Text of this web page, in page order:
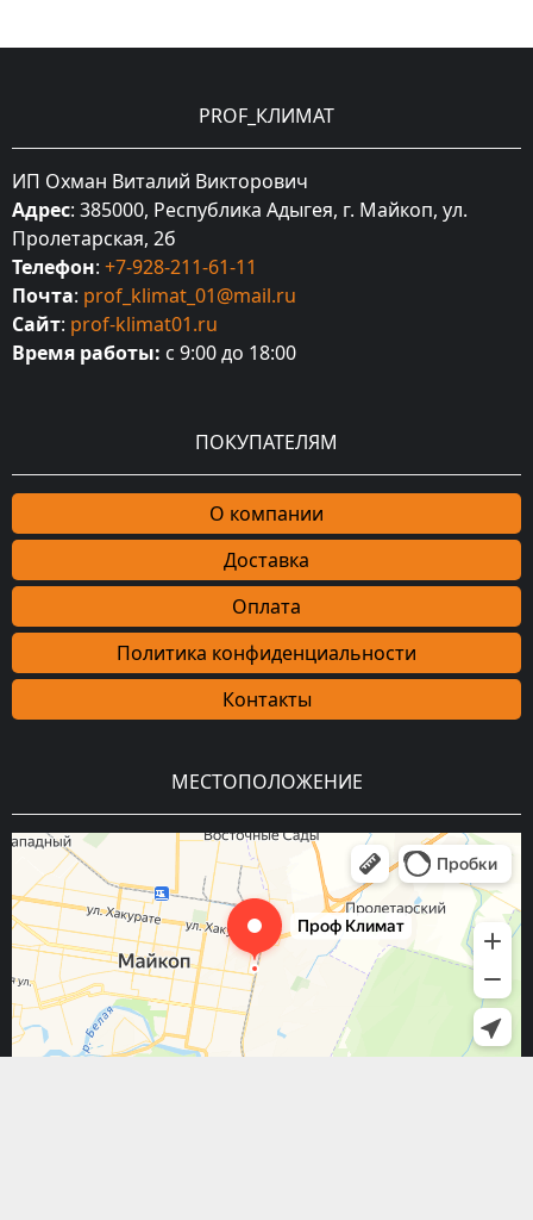
PROF_КЛИМАТ
ИП Охман Виталий Викторович
Адрес: 385000, Республика Адыгея, г. Майкоп, ул.
Пролетарская, 2б
Телефон: +7-928-211-61-11
Почта: prof_klimat_01@mail.ru
Сайт: prof-klimat01.ru
Время работы: с 9:00 до 18:00
ПОКУПАТЕЛЯМ
О компании
Доставка
Оплата
Политика конфиденциальности
Контакты
МЕСТОПОЛОЖЕНИЕ